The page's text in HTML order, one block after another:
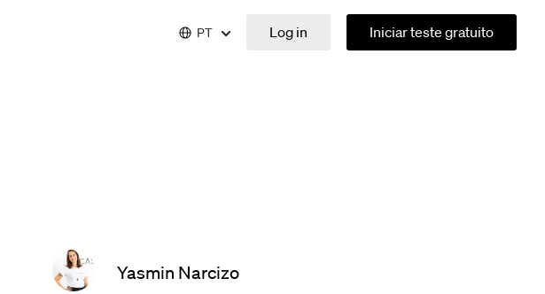
PT Log in Iniciar teste gratuito
Yasmin Narcizo